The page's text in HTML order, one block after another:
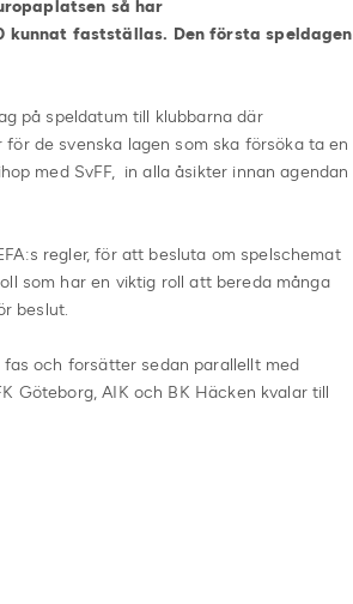
så har
kunnat fastställas. Den första speldagen
på speldatum till klubbarna där
de svenska lagen som ska försöka ta en
med SvFF, in alla åsikter innan agendan
regler, för att besluta om spelschemat
som har en viktig roll att bereda många
beslut.
fas och forsätter sedan parallellt med
Göteborg, AIK och BK Häcken kvalar till